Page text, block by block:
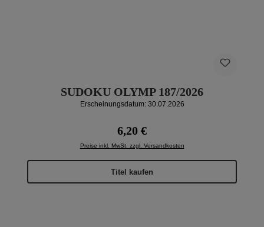
SUDOKU OLYMP 187/2026
Erscheinungsdatum: 30.07.2026
Regulärer Preis:
6,20 €
Preise inkl. MwSt. zzgl. Versandkosten
Titel kaufen